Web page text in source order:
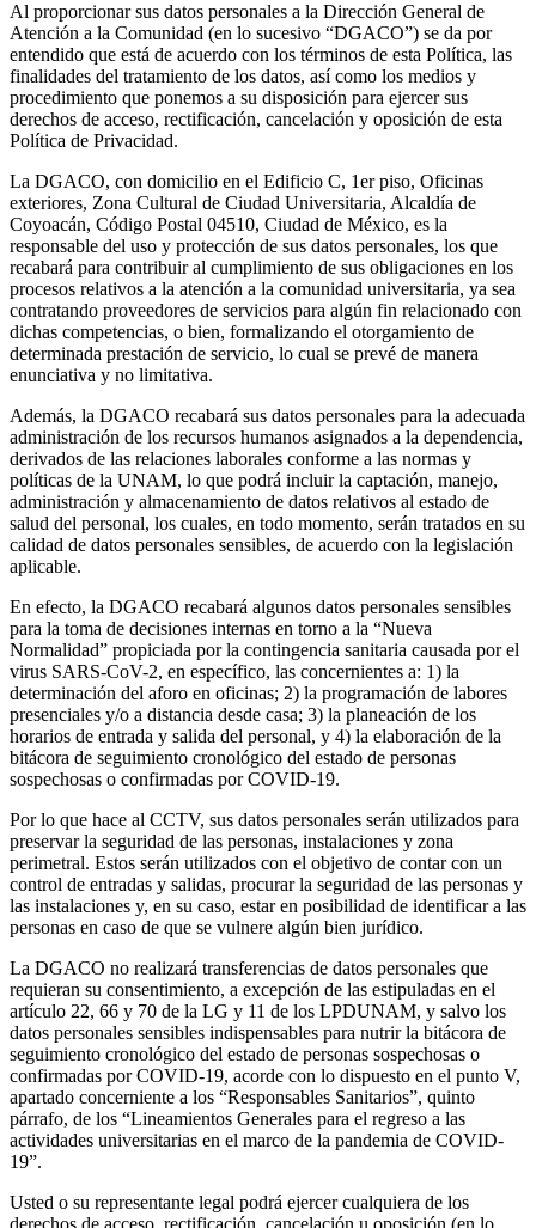
Al proporcionar sus datos personales a la Dirección General de
Atención a la Comunidad (en lo sucesivo “DGACO”) se da por
entendido que está de acuerdo con los términos de esta Política, las
finalidades del tratamiento de los datos, así como los medios y
procedimiento que ponemos a su disposición para ejercer sus
derechos de acceso, rectificación, cancelación y oposición de esta
Política de Privacidad.
La DGACO, con domicilio en el Edificio C, 1er piso, Oficinas
exteriores, Zona Cultural de Ciudad Universitaria, Alcaldía de
Coyoacán, Código Postal 04510, Ciudad de México, es la
responsable del uso y protección de sus datos personales, los que
recabará para contribuir al cumplimiento de sus obligaciones en los
procesos relativos a la atención a la comunidad universitaria, ya sea
contratando proveedores de servicios para algún fin relacionado con
dichas competencias, o bien, formalizando el otorgamiento de
determinada prestación de servicio, lo cual se prevé de manera
enunciativa y no limitativa.
Además, la DGACO recabará sus datos personales para la adecuada
administración de los recursos humanos asignados a la dependencia,
derivados de las relaciones laborales conforme a las normas y
políticas de la UNAM, lo que podrá incluir la captación, manejo,
administración y almacenamiento de datos relativos al estado de
salud del personal, los cuales, en todo momento, serán tratados en su
calidad de datos personales sensibles, de acuerdo con la legislación
aplicable.
En efecto, la DGACO recabará algunos datos personales sensibles
para la toma de decisiones internas en torno a la “Nueva
Normalidad” propiciada por la contingencia sanitaria causada por el
virus SARS-CoV-2, en específico, las concernientes a: 1) la
determinación del aforo en oficinas; 2) la programación de labores
presenciales y/o a distancia desde casa; 3) la planeación de los
horarios de entrada y salida del personal, y 4) la elaboración de la
bitácora de seguimiento cronológico del estado de personas
sospechosas o confirmadas por COVID-19.
Por lo que hace al CCTV, sus datos personales serán utilizados para
preservar la seguridad de las personas, instalaciones y zona
perimetral. Estos serán utilizados con el objetivo de contar con un
control de entradas y salidas, procurar la seguridad de las personas y
las instalaciones y, en su caso, estar en posibilidad de identificar a las
personas en caso de que se vulnere algún bien jurídico.
La DGACO no realizará transferencias de datos personales que
requieran su consentimiento, a excepción de las estipuladas en el
artículo 22, 66 y 70 de la LG y 11 de los LPDUNAM, y salvo los
datos personales sensibles indispensables para nutrir la bitácora de
seguimiento cronológico del estado de personas sospechosas o
confirmadas por COVID-19, acorde con lo dispuesto en el punto V,
apartado concerniente a los “Responsables Sanitarios”, quinto
párrafo, de los “Lineamientos Generales para el regreso a las
actividades universitarias en el marco de la pandemia de COVID-
19”.
Usted o su representante legal podrá ejercer cualquiera de los